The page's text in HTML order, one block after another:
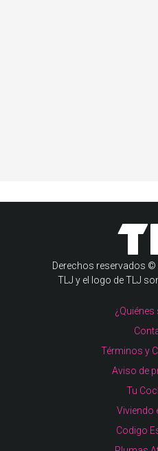
Derechos reservados ©
TLJ y el logo de TLJ
Términos y
Aviso de
Tu
Viviendo
Codigo